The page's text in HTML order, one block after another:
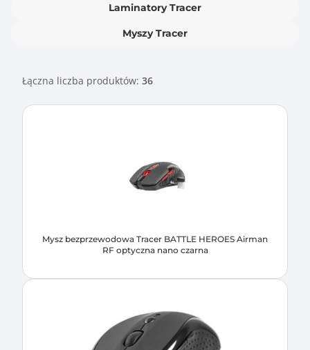
Laminatory Tracer
Myszy Tracer
Łączna liczba produktów: 36
Mysz bezprzewodowa Tracer BATTLE HEROES Airman
RF optyczna nano czarna